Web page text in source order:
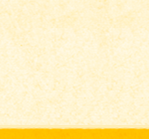
プ感想 」ですよー！